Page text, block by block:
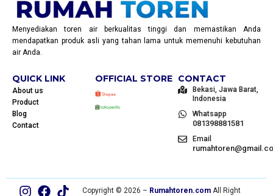
Menyediakan toren air berkualitas tinggi dan memastikan Anda
mendapatkan produk asli yang tahan lama untuk memenuhi kebutuhan
air Anda.
QUICK LINK
About us
Product
Blog
Contact
OFFICIAL STORE CONTACT
Bekasi, Jawa Barat,
Indonesia
Whatsapp
081398881581
Email
Copyright © 2026 – Rumahtoren.comAll Right